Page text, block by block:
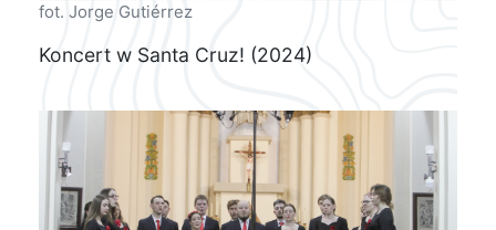
fot. Jorge Gutiérrez
Koncert w Santa Cruz! (2024)